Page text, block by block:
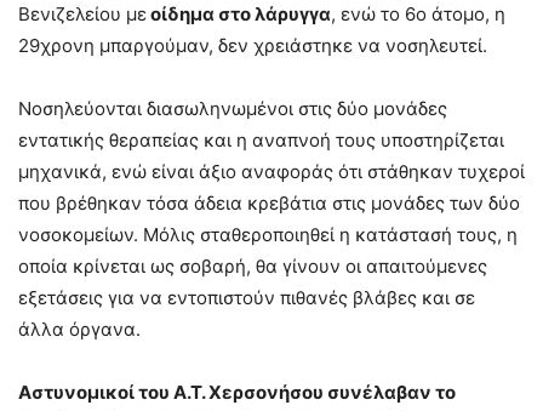
Βενιζελείου μεοίδημα στο λάρυγγα, ενώ το 6ο άτομο, η
29χρονη μπαργούμαν, δεν χρειάστηκε να νοσηλευτεί.
Νοσηλεύονται διασωληνωμένοι στις δύο μονάδες
εντατικής θεραπείας και η αναπνοή τους υποστηρίζεται
μηχανικά, ενώ είναι άξιο αναφοράς ότι στάθηκαν τυχεροί
που βρέθηκαν τόσα άδεια κρεβάτια στις μονάδες των δύο
νοσοκομείων. Μόλις σταθεροποιηθεί η κατάστασή τους, η
οποία κρίνεται ως σοβαρή, θα γίνουν οι απαιτούμενες
εξετάσεις για να εντοπιστούν πιθανές βλάβες και σε
άλλα όργανα.
Αστυνομικοί του Α.Τ. Χερσονήσου συνέλαβαν το